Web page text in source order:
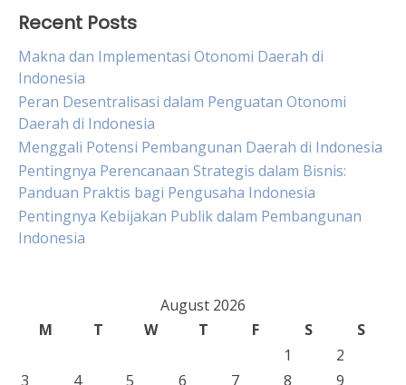
Recent Posts
Makna dan Implementasi Otonomi Daerah di
Indonesia
Peran Desentralisasi dalam Penguatan Otonomi
Daerah di Indonesia
Menggali Potensi Pembangunan Daerah di Indonesia
Pentingnya Perencanaan Strategis dalam Bisnis:
Panduan Praktis bagi Pengusaha Indonesia
Pentingnya Kebijakan Publik dalam Pembangunan
Indonesia
August 2026
M
T W T F S
S
1
2
3
4 5 6 7 8 9